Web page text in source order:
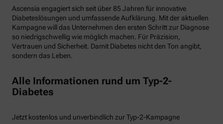
Ascensia engagiert sich seit über 85 Jahren für innovative
Diabeteslösungen und umfassende Aufklärung. Mit der aktuellen
Kampagne will das Unternehmen den ersten Schritt zur Diagnose
so niedrigschwellig wie möglich machen. Für Präzision,
Vertrauen und Sicherheit. Damit Diabetes nicht den Ton angibt,
sondern das Leben.
Alle Informationen rund um Typ-2-
Diabetes
Jetzt kostenlos und unverbindlich zur Typ-2-Kampagne